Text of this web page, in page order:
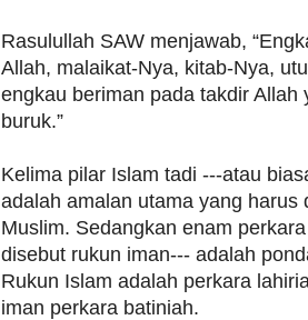
Rasulullah SAW menjawab,
Allah, malaikat-Nya, kitab-Nya,
engkau beriman pada takdir Allah
buruk.”
Kelima pilar Islam tadi ---atau
adalah amalan utama yang harus
Muslim. Sedangkan enam
disebut rukun iman--- adalah
Rukun Islam adalah perkara
iman perkara batiniah.